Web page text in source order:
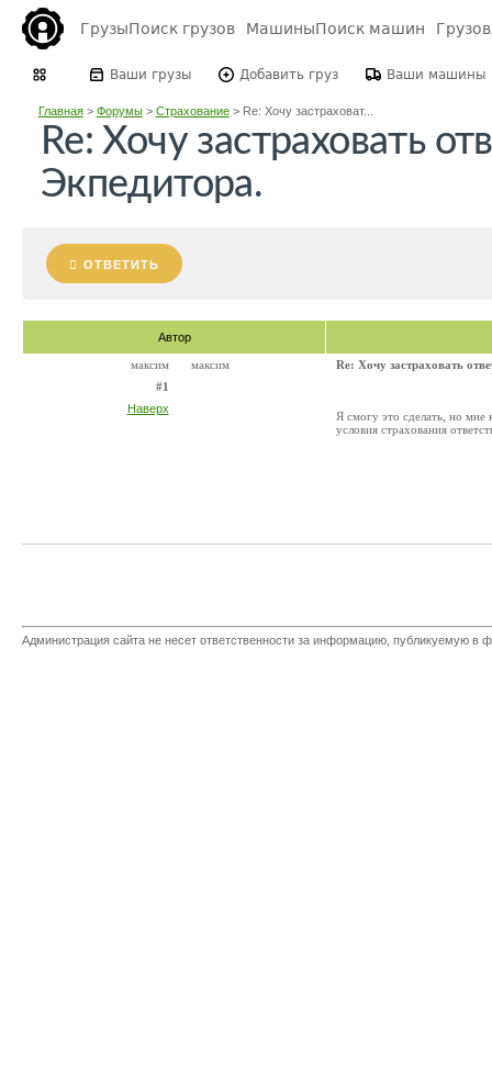
ГрузыПоиск грузов МашиныПоиск машин
Ваши грузы Добавить груз Ваши машины
Главная> Форумы> Страхование> Re: Хочу застраховат...
Re: Хочу застраховать
Экпедитора.
ОТВЕТИТЬ
Автор
максим
#1
Наверх
максим Re: Хочу застраховать
Я смогу это сделать, но мне
условия страхования
Администрация сайта не несет ответственности за информацию, публикуемую